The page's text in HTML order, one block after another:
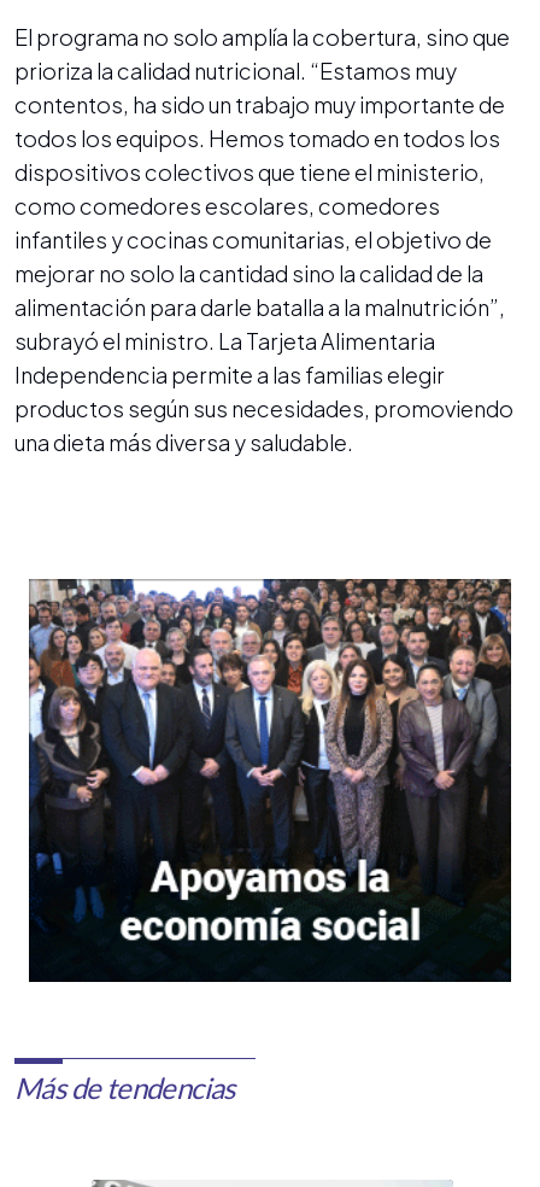
El programa no solo amplía la cobertura, sino que
prioriza la calidad nutricional. “Estamos muy
contentos, ha sido un trabajo muy importante de
todos los equipos. Hemos tomado en todos los
dispositivos colectivos que tiene el ministerio,
como comedores escolares, comedores
infantiles y cocinas comunitarias, el objetivo de
mejorar no solo la cantidad sino la calidad de la
alimentación para darle batalla a la malnutrición”,
subrayó el ministro. La Tarjeta Alimentaria
Independencia permite a las familias elegir
productos según sus necesidades, promoviendo
una dieta más diversa y saludable.
Más de tendencias